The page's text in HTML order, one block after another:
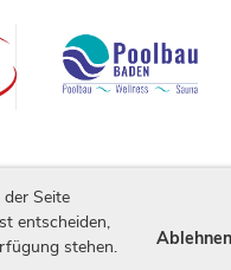
Seite
entscheiden,
stehen.
Ablehnen